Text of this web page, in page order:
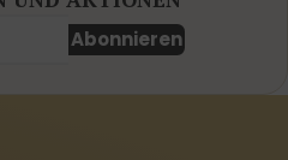
Abonnieren